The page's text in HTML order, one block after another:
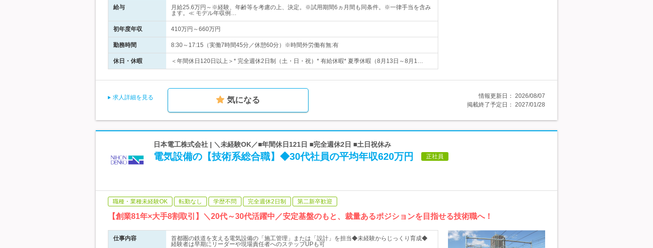
給与
月給25.6万円～※経験、年齢等を考慮の上、決定。※試用期間6ヵ月間も同条件。※一律手当を含み
ます。≪ モデル年収例…
初年度年収 410万円～660万円
勤務時間 8:30～17:15（実働7時間45分／休憩60分）※時間外労働有無:有
休日・休暇 ＜年間休日120日以上＞* 完全週休2日制（土・日・祝）* 有給休暇* 夏季休暇（8月13日～8月1…
求人詳細を見る 気になる 情報更新日： 2026/08/07
掲載終了予定日： 2027/01/28
日本電工株式会社 | ＼未経験OK／■年間休日121日 ■完全週休2日 ■土日祝休み
電気設備の【技術系総合職】◆30代社員の平均年収620万円 正社員
職種・業種未経験OK 転勤なし 学歴不問 完全週休2日制 第二新卒歓迎
【創業81年×大手8割取引】＼20代～30代活躍中／安定基盤のもと、裁量あるポジションを目指せる技術職へ！
仕事内容
首都圏の鉄道を支える電気設備の「施工管理」または「設計」を担当◆未経験からじっくり育成◆
経験者は早期にリーダーや現場責任者へのステップUPも可